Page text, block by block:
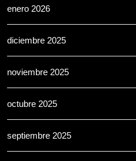
enero 2026
diciembre 2025
noviembre 2025
octubre 2025
septiembre 2025